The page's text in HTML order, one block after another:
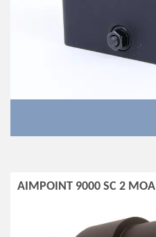
AIMPOINT 9000 SC 2 MOA